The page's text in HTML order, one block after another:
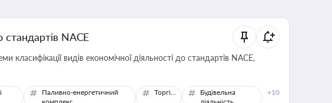
NACE
класифікації видів економічної діяльності до стандартів NACE,
Паливно-енергетичний
Торгівля
Будівельна
+10